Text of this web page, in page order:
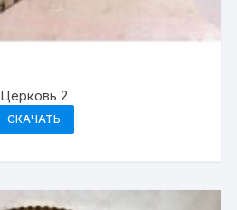
Церковь 2
СКАЧАТЬ